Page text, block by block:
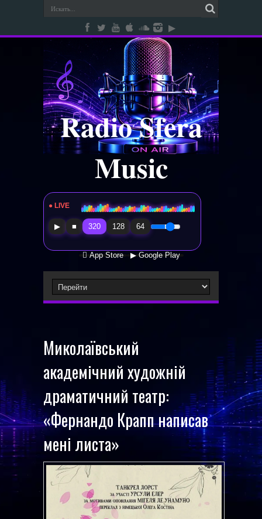
Radio Sfera
Music
● LIVE Radio Sfera Music
▶ ■ 320 128 64
 App Store ▶ Google Play
Миколаївський
академічний художній
драматичний театр:
«Фернандо Крапп написав
мені листа»